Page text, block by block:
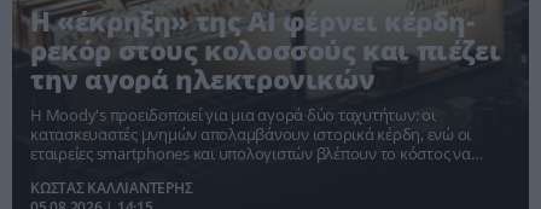
Η «έκρηξη» της AI φέρνει κέρδη-
ρεκόρ στους κολοσσούς και πιέζει
την αγορά ηλεκτρονικών
Η Moody's προειδοποιεί για μια αγορά δύο ταχυτήτων: οι
κατασκευαστές μνημών απολαμβάνουν ιστορικά κέρδη, ενώ οι
εταιρείες smartphones και υπολογιστών βλέπουν το κόστος να
ΚΩΣΤΑΣ ΚΑΛΛΙΑΝΤΕΡΗΣ